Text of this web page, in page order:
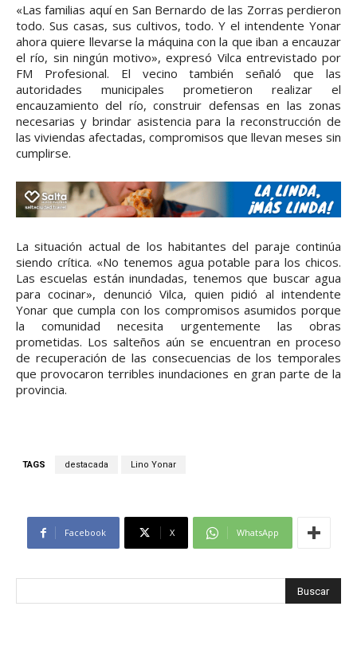
«Las familias aquí en San Bernardo de las Zorras perdieron
todo. Sus casas, sus cultivos, todo. Y el intendente Yonar
ahora quiere llevarse la máquina con la que iban a encauzar
el río, sin ningún motivo», expresó Vilca entrevistado por
FM Profesional. El vecino también señaló que las
autoridades municipales prometieron realizar el
encauzamiento del río, construir defensas en las zonas
necesarias y brindar asistencia para la reconstrucción de
las viviendas afectadas, compromisos que llevan meses sin
cumplirse.
La situación actual de los habitantes del paraje continúa
siendo crítica. «No tenemos agua potable para los chicos.
Las escuelas están inundadas, tenemos que buscar agua
para cocinar», denunció Vilca, quien pidió al intendente
Yonar que cumpla con los compromisos asumidos porque
la comunidad necesita urgentemente las obras
prometidas. Los salteños aún se encuentran en proceso
de recuperación de las consecuencias de los temporales
que provocaron terribles inundaciones en gran parte de la
provincia.
TAGS destacada Lino Yonar
Facebook X WhatsApp